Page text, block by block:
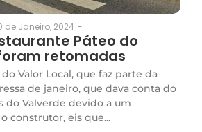
de Janeiro, 2024 -
Páteo do
retomadas
Valor Local, que faz parte da
de janeiro, que dava conta do
do Valverde devido a um
construtor, eis que...